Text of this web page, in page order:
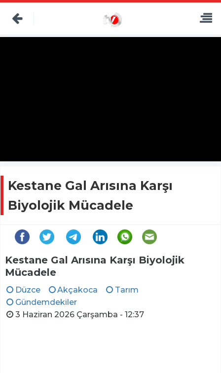
Kestane Gal Arısına Karşı
Biyolojik Mücadele
Kestane Gal Arısına Karşı Biyolojik
Mücadele
Düzce Akçakoca
Tarım
Gündemdekiler
3 Haziran 2026 Çarşamba - 12:37